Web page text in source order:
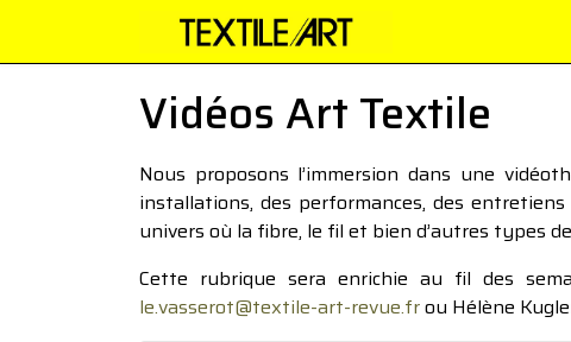
Vidéos Art Textile
Nous proposons l’immersion dans une
installations, des performances, des
univers où la fibre, le fil et bien d’autres types
Cette rubrique sera enrichie au fil des
le.vasserot@textile-art-revue.frou Hélène